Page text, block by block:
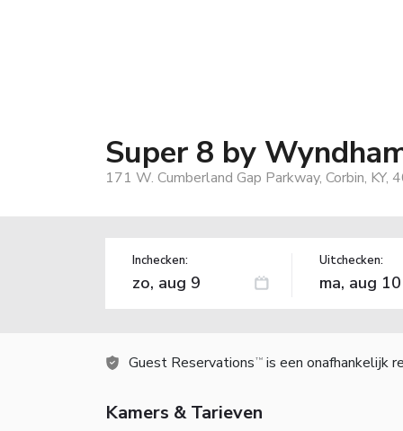
Super 8 by
171 W. Cumberland Gap Parkway, Corbin, KY,
Inchecken: Uitchecken:
Guest Reservations TM is een onafhankelijk
Kamers & Tarieven